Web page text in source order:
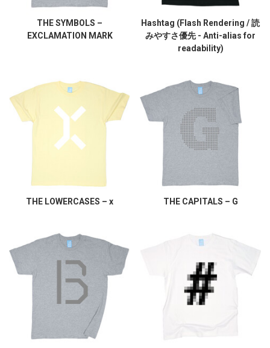
THE SYMBOLS –
EXCLAMATION MARK
Hashtag (Flash Rendering / 読
みやすさ優先 - Anti-alias for
readability)
THE LOWERCASES – x THE CAPITALS – G